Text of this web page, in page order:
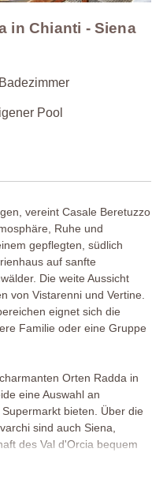
in Chianti - Siena
Pool
vereint Casale Beretuzzo
Ruhe und
gepflegten, südlich
auf sanfte
Die weite Aussicht
von Vistarenni und Vertine.
eignet sich die
Familie oder eine Gruppe
Orten Radda in
eine Auswahl an
bieten. Über die
sind auch Siena,
des Val d'Orcia bequem
ein hervorragender